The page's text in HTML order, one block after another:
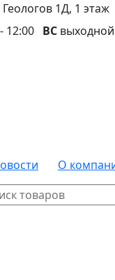
1Д, 1 этаж
12:00 ВС выходной
О